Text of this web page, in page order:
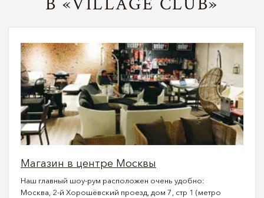
Магазин в центре Москвы
Наш главный шоу-рум расположен очень удобно:
Москва, 2-й Хорошёвский проезд, дом 7, стр 1 (метро